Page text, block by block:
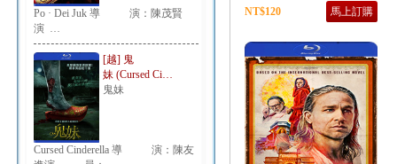
Po · Dei Juk 導 演：陳茂賢
演 …
[越] 鬼
妹 (Cursed Ci…
鬼妹
Cursed Cinderella 導 演：陳友
NT$120
馬上訂購